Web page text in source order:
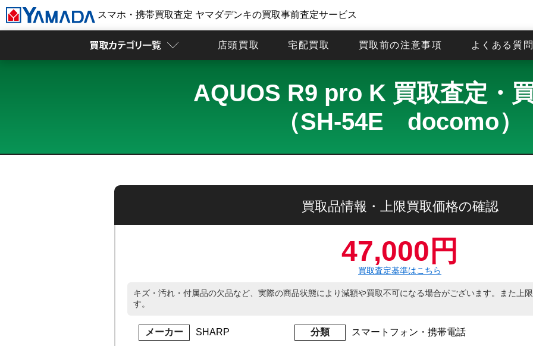
スマホ・携帯買取査定 ヤマダデンキの買取事前査定サービス
店頭買取 宅配買取 買取前の注意事項 よくある質
AQUOS R9 pro K 買取査定・
（SH-54E docomo）
買取品情報・上限買取価格の確認
47,000円
買取査定基準はこちら
キズ・汚れ・付属品の欠品など、実際の商品状態により減額や買取不可になる場合がございます。また上
す。
メーカー SHARP 分類 スマートフォン・携帯電話